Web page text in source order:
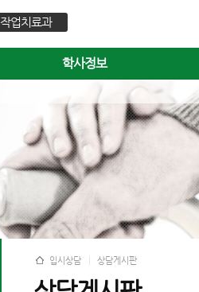
작업치료과
학사정보
입시상담 상담게시판